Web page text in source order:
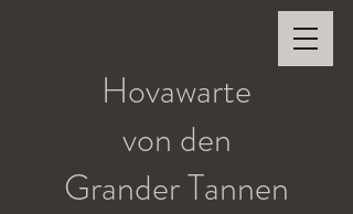
Hovawarte
von den
Grander Tannen